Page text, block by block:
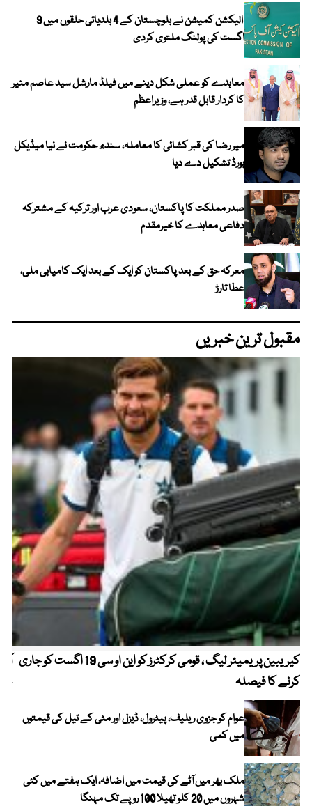
الیکشن کمیشن نے بلوچستان کے 4 بلدیاتی حلقوں میں 9
اگست کی پولنگ ملتوی کردی
معاہدے کو عملی شکل دینے میں فیلڈ مارشل سید عاصم منیر
کا کردار قابل قدر ہے، وزیراعظم
میر رضا کی قبر کشائی کا معاملہ، سندھ حکومت نے نیا میڈیکل
بورڈ تشکیل دے دیا
صدر مملکت کا پاکستان، سعودی عرب اور ترکیہ کے مشترکہ
دفاعی معاہدے کا خیرمقدم
معرکہ حق کے بعد پاکستان کو ایک کے بعد ایک کامیابی ملی،
عطا تارڑ
مقبول ترین خبریں
کیریبین پریمیئر لیگ ، قومی کرکٹرز کو این او سی 19 اگست کو جاری
کرنے کا فیصلہ
عوام کو جزوی ریلیف، پیٹرول، ڈیزل اور مٹی کے تیل کی قیمتوں
میں کمی
ملک بھر میں آٹے کی قیمت میں اضافہ، ایک ہفتے میں کئی
شہروں میں 20 کلو تھیلا 100 روپے تک مہنگا